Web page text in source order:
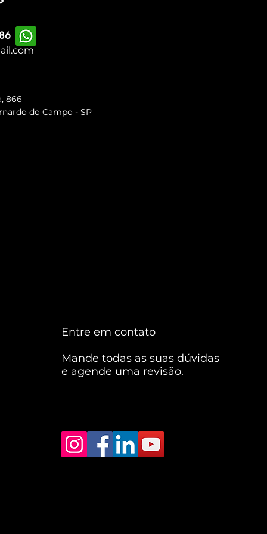
866
do Campo - SP
Entre em contato
Mande todas as suas dúvidas
e agende uma revisão.